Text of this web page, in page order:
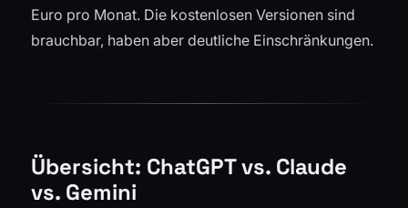
Euro pro Monat. Die kostenlosen Versionen sind
brauchbar, haben aber deutliche Einschränkungen.
Übersicht: ChatGPT vs. Claude
vs. Gemini